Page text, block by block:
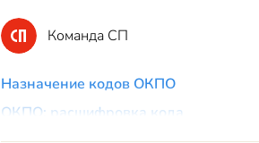
Команда СП
Назначение кодов ОКПО
ОКПО: расшифровка кода